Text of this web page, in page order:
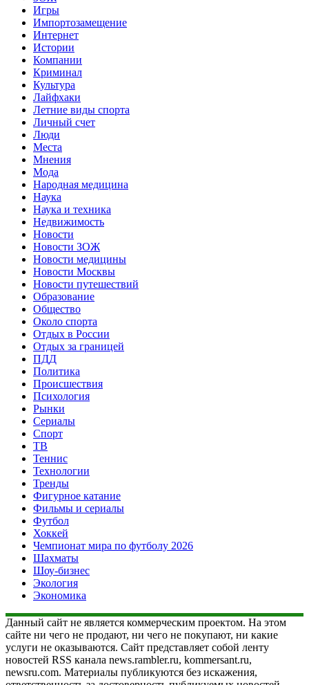
Игры
Импортозамещение
Интернет
Истории
Компании
Криминал
Культура
Лайфхаки
Летние виды спорта
Личный счет
Люди
Места
Мнения
Мода
Народная медицина
Наука
Наука и техника
Недвижимость
Новости
Новости ЗОЖ
Новости медицины
Новости Москвы
Новости путешествий
Образование
Общество
Около спорта
Отдых в России
Отдых за границей
ПДД
Политика
Происшествия
Психология
Рынки
Сериалы
Спорт
ТВ
Теннис
Технологии
Тренды
Фигурное катание
Фильмы и сериалы
Футбол
Хоккей
Чемпионат мира по футболу 2026
Шахматы
Шоу-бизнес
Экология
Экономика
Данный сайт не является коммерческим проектом. На этом
сайте ни чего не продают, ни чего не покупают, ни какие
услуги не оказываются. Сайт представляет собой ленту
новостей RSS канала news.rambler.ru, kommersant.ru,
newsru.com. Материалы публикуются без искажения,